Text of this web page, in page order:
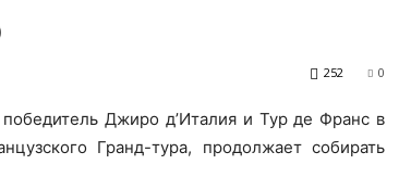
0
252
Джиро д’Италия и Тур де Франс в
Гранд-тура, продолжает собирать